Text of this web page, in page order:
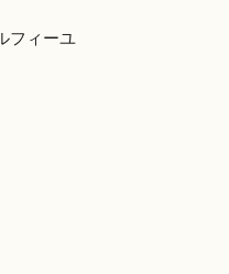
フィーユ